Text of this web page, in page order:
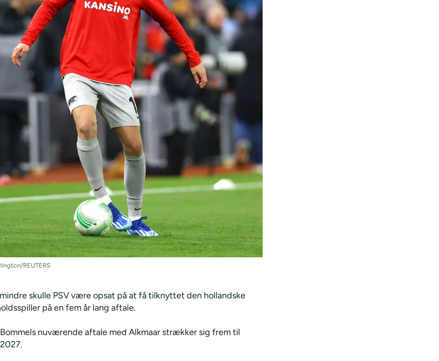
REUTERS
skulle PSV være opsat på at få tilknyttet den hollandske
på en fem år lang aftale.
nuværende aftale med Alkmaar strækker sig frem til